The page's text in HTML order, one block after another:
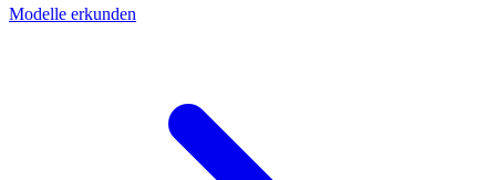
Modelle erkunden